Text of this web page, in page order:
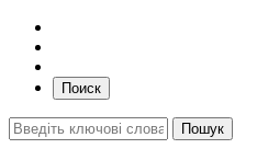
Поиск